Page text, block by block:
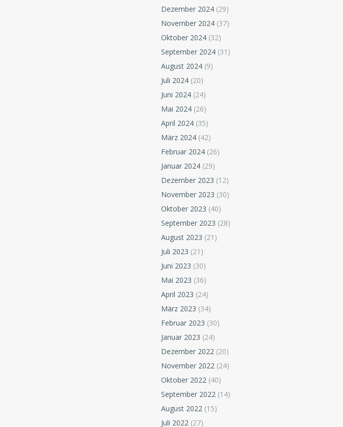
Dezember 2024 (29)
November 2024 (37)
Oktober 2024 (32)
September 2024 (31)
August 2024 (9)
Juli 2024 (20)
Juni 2024 (24)
Mai 2024 (26)
April 2024 (35)
März 2024 (42)
Februar 2024 (26)
Januar 2024 (29)
Dezember 2023 (12)
November 2023 (30)
Oktober 2023 (40)
September 2023 (28)
August 2023 (21)
Juli 2023 (21)
Juni 2023 (30)
Mai 2023 (36)
April 2023 (24)
März 2023 (34)
Februar 2023 (30)
Januar 2023 (24)
Dezember 2022 (20)
November 2022 (24)
Oktober 2022 (40)
September 2022 (14)
August 2022 (15)
Juli 2022 (27)